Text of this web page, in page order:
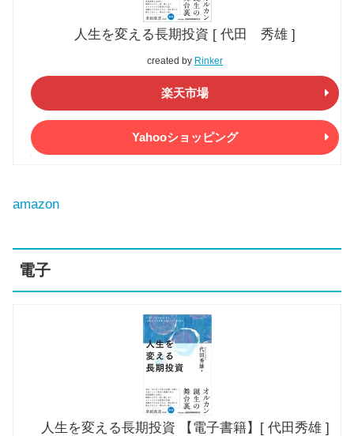
人生を変える長期投資 [ 代田 秀雄 ]
created by Rinker
楽天市場
Yahooショッピング
amazon
電子
人生を変える長期投資 【電子書籍】[ 代田秀雄 ]